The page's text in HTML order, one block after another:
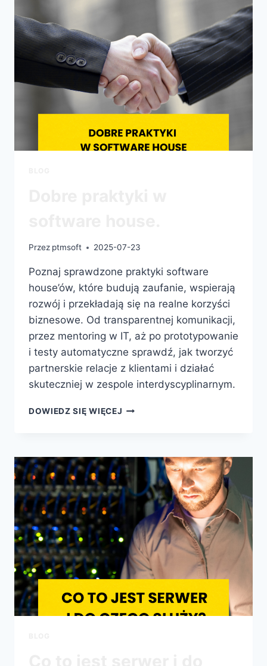
Przez ptmsoft 2025-07-23
Poznaj sprawdzone praktyki software
house’ów, które budują zaufanie, wspierają
rozwój i przekładają się na realne korzyści
biznesowe. Od transparentnej komunikacji,
przez mentoring w IT, aż po prototypowanie
i testy automatyczne sprawdź, jak tworzyć
partnerskie relacje z klientami i działać
skuteczniej w zespole interdyscyplinarnym.
DOWIEDZ SIĘ WIĘCEJ